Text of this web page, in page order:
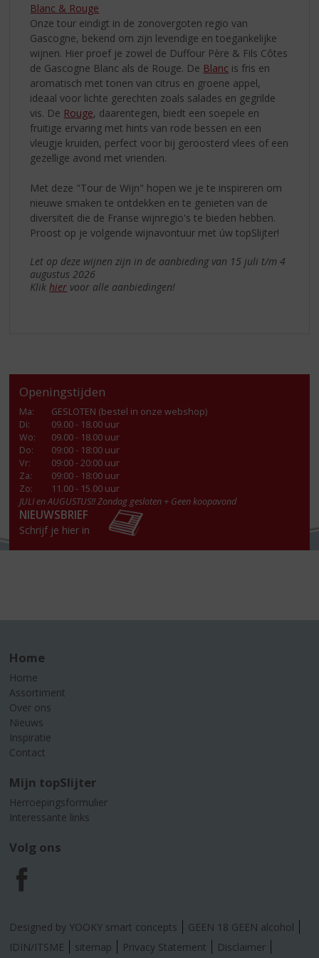
Blanc & Rouge
Onze tour eindigt in de zonovergoten regio van
Gascogne, bekend om zijn levendige en toegankelijke
wijnen. Hier proef je zowel de Duffour Père & Fils Côtes
de Gascogne Blanc als de Rouge. De Blanc is fris en
aromatisch met tonen van citrus en groene appel,
ideaal voor lichte gerechten zoals salades en gegrilde
vis. De Rouge, daarentegen, biedt een soepele en
fruitige ervaring met hints van rode bessen en een
vleugje kruiden, perfect voor bij geroosterd vlees of een
gezellige avond met vrienden.
Met deze "Tour de Wijn" hopen we je te inspireren om
nieuwe smaken te ontdekken en te genieten van de
diversiteit die de Franse wijnregio's te bieden hebben.
Proost op je volgende wijnavontuur met úw topSlijter!
Let op deze wijnen zijn in de aanbieding van 15 juli t/m 4
augustus 2026
Klikhier voor alle aanbiedingen!
Openingstijden
Ma:
GESLOTEN (bestel in onze webshop)
Di:
09.00 - 18.00 uur
Wo:
09.00 - 18.00 uur
Do:
09:00 - 18:00 uur
Vr:
09:00 - 20:00 uur
Za:
09:00 - 18:00 uur
Zo:
11.00 - 15.00 uur
JULI en AUGUSTUS!! Zondag gesloten + Geen koopavond
NIEUWSBRIEF
Schrijf je hier in
Home
Home
Assortiment
Over ons
Nieuws
Inspiratie
Contact
Mijn topSlijter
Herroepingsformulier
Interessante links
Volg ons
F
a
Designed by YOOKY smart concepts
GEEN 18 GEEN alcohol
IDIN/ITSME
sitemap Privacy Statement Disclaimer